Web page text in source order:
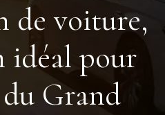
de voiture,
idéal pour
Grand